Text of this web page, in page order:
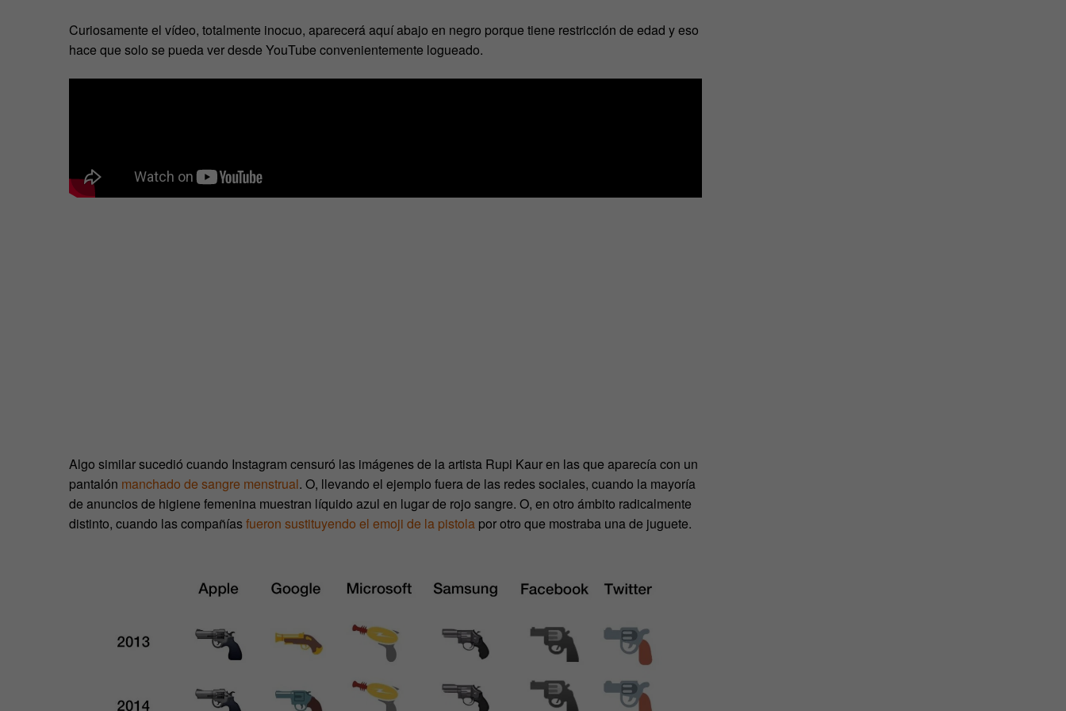
Curiosamente el vídeo, totalmente inocuo, aparecerá aquí abajo en negro porque tiene restricción de edad y eso
hace que solo se pueda ver desde YouTube convenientemente logueado.
Algo similar sucedió cuando Instagram censuró las imágenes de la artista Rupi Kaur en las que aparecía con un
pantalón manchado de sangre menstrual. O, llevando el ejemplo fuera de las redes sociales, cuando la mayoría
de anuncios de higiene femenina muestran líquido azul en lugar de rojo sangre. O, en otro ámbito radicalmente
distinto, cuando las compañíasfueron sustituyendo el emoji de la pistola por otro que mostraba una de juguete.